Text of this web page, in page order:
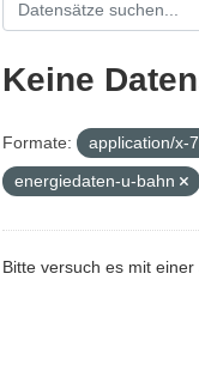
Keine
Formate: application/x-
energiedaten-u-bahn
Bitte versuch es mit einer